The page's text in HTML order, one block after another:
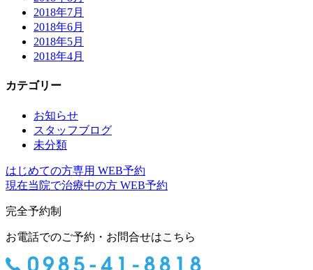
2018年7月
2018年6月
2018年5月
2018年4月
カテゴリー
お知らせ
スタッフブログ
未分類
はじめての方専用 WEB予約
現在当院で治療中の方 WEB予約
完全予約制
お電話でのご予約・お問合せはこちら